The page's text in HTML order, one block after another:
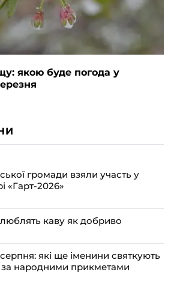
якою буде погода у
громади взяли участь у
«Гарт-2026»
каву як добриво
які ще іменини святкують
за народними прикметами